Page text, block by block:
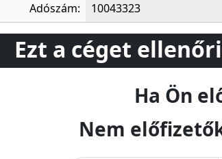
Adószám:
10043323
Ezt a céget
Ha Ön
Nem